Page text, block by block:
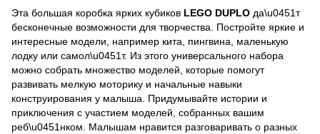
Эта большая коробка ярких кубиков LEGO DUPLO да\u0451т
бесконечные возможности для творчества. Постройте яркие и
интересные модели, например кита, пингвина, маленькую
лодку или самол\u0451т. Из этого универсального набора
можно собрать множество моделей, которые помогут
развивать мелкую моторику и начальные навыки
конструирования у малыша. Придумывайте истории и
приключения с участием моделей, собранных вашим
реб\u0451нком. Малышам нравится разговаривать о разных